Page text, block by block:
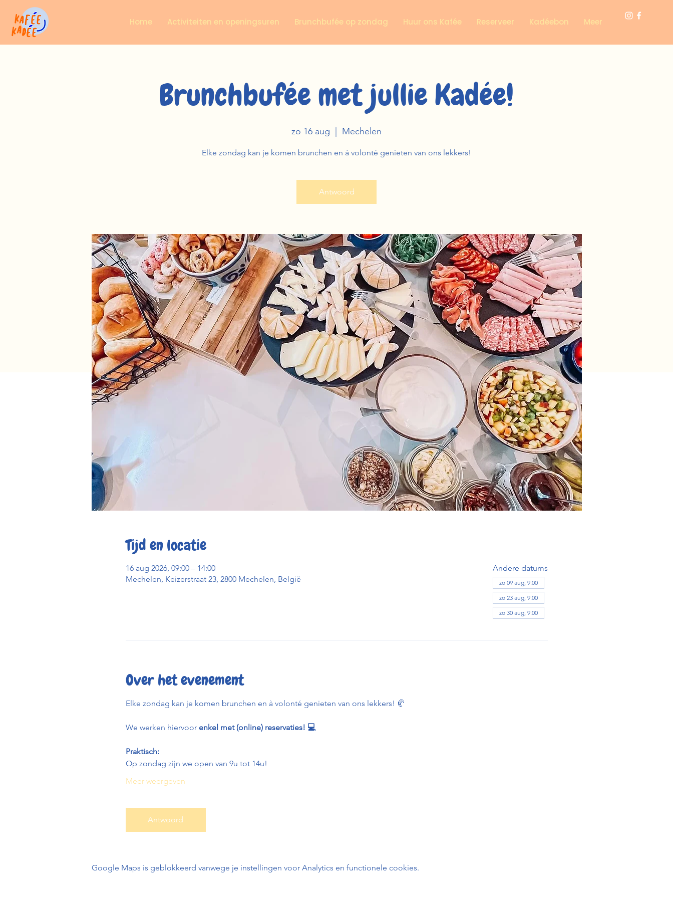
Home Activiteiten en openingsuren Brunchbufée op zondag Huur ons Kafée Reserveer Kadéebon Meer
Brunchbufée met jullie Kadée!
zo 16 aug Mechelen
Elke zondag kan je komen brunchen en à volonté genieten van ons lekkers!
Antwoord
Tijd en locatie
16 aug 2026, 09:00 – 14:00
Mechelen, Keizerstraat 23, 2800 Mechelen, België
Andere datums
zo 09 aug, 9:00
zo 23 aug, 9:00
zo 30 aug, 9:00
Over het evenement
Elke zondag kan je komen brunchen en à volonté genieten van ons lekkers! 🥐
We werken hiervoor enkel met (online) reservaties! 💻
Praktisch:
Op zondag zijn we open van 9u tot 14u!
Meer weergeven
Antwoord
Google Maps is geblokkeerd vanwege je instellingen voor Analytics en functionele cookies.